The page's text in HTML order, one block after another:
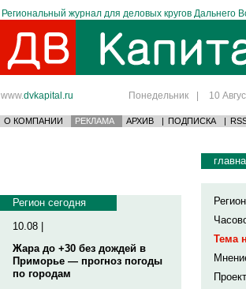
Региональный журнал для деловых кругов Дальнего
www.dvkapital.ru Понедельник | 10
О КОМПАНИИ РЕКЛАМА АРХИВ | ПОДПИСКА |
Регион сегодня
10.08 |
Жара до +30 без дождей в
Приморье — прогноз погоды
по городам
Тема